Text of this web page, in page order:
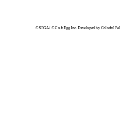
© SEGA / © Craft Egg Inc. Developed by Colorful